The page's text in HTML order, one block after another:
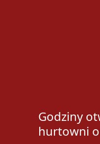
Godziny
hurtowni